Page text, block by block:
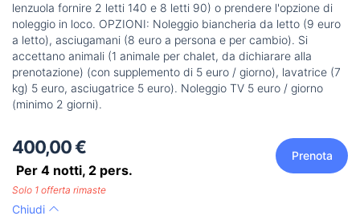
lenzuola fornire 2 letti 140 e 8 letti 90) o prendere l'opzione di
noleggio in loco. OPZIONI: Noleggio biancheria da letto (9 euro
a letto), asciugamani (8 euro a persona e per cambio). Si
accettano animali (1 animale per chalet, da dichiarare alla
prenotazione) (con supplemento di 5 euro / giorno), lavatrice (7
kg) 5 euro, asciugatrice 5 euro). Noleggio TV 5 euro / giorno
(minimo 2 giorni).
400,00 €
Per 4 notti, 2 pers.
Prenota
Solo 1 offerta rimaste
Chiudi